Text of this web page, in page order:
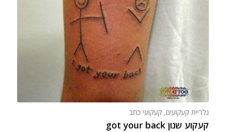
גלריית קעקועים, קעקועי כתב
קעקוע שנון got your back